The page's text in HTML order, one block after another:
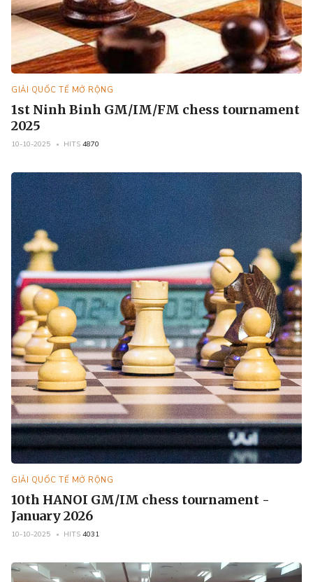
GIẢI QUỐC TẾ MỞ RỘNG
1st Ninh Binh GM/IM/FM chess tournament
2025
10-10-2025 HITS 4870
GIẢI QUỐC TẾ MỞ RỘNG
10th HANOI GM/IM chess tournament -
January 2026
10-10-2025 HITS 4031